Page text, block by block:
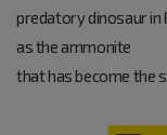
predatory dinosaur in
as the ammonite
that has become the